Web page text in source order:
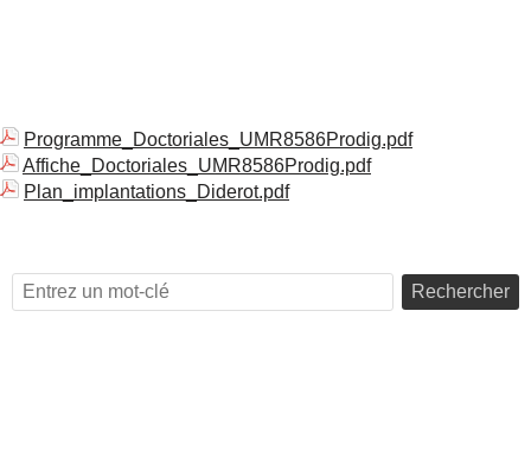
Programme_Doctoriales_UMR8586Prodig.pdf
Affiche_Doctoriales_UMR8586Prodig.pdf
Plan_implantations_Diderot.pdf
Rechercher